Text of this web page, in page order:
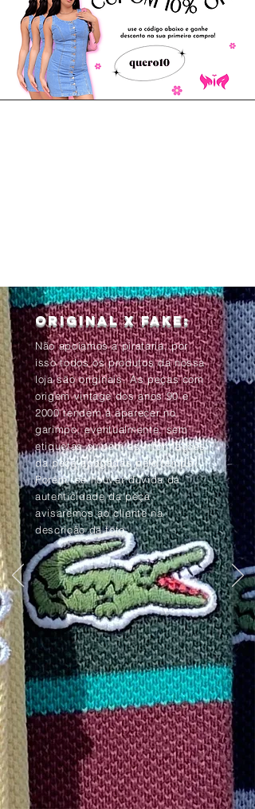
Original x Fake:
Não apoiamos a pirataria, por
isso todos os produtos da nossa
loja são originais. As peças com
origem vintage dos anos 90 e
2000 tendem à aparecer no
garimpo, eventualmente, sem
etiquetas ou com as informações
da peça apagadas pelo tempo.
Porém, se houver dúvida da
autenticidade da peça,
avisaremos ao cliente na
descrição da foto.